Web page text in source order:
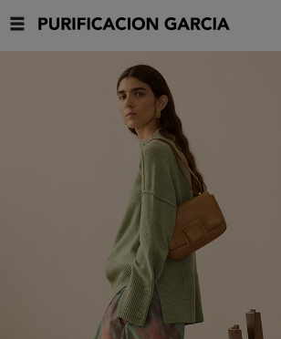
Purificacion
Garcia